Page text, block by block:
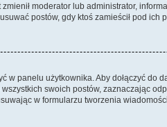
moderator lub administrator,
postów, gdy ktoś zamieścił pod ich
w panelu użytkownika. Aby dołączyć do
swoich postów, zaznaczając
w formularzu tworzenia